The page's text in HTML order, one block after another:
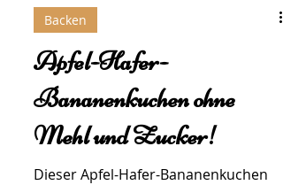
Backen
Apfel-Hafer-